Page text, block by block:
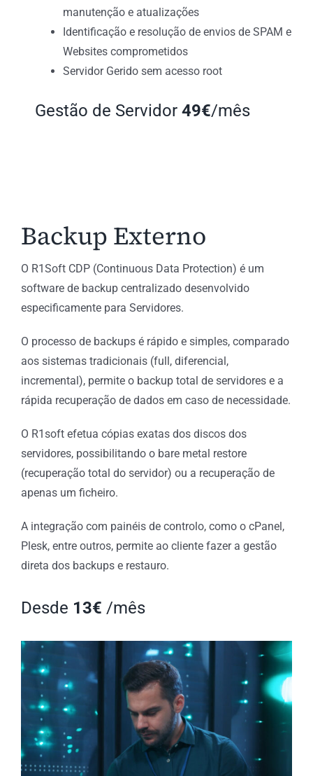
manutenção e atualizações
Identificação e resolução de envios de SPAM e
Websites comprometidos
Servidor Gerido sem acesso root
Gestão de Servidor 49€/mês
Backup Externo
O R1Soft CDP (Continuous Data Protection) é um
software de backup centralizado desenvolvido
especificamente para Servidores.
O processo de backups é rápido e simples, comparado
aos sistemas tradicionais (full, diferencial,
incremental), permite o backup total de servidores e a
rápida recuperação de dados em caso de necessidade.
O R1soft efetua cópias exatas dos discos dos
servidores, possibilitando o bare metal restore
(recuperação total do servidor) ou a recuperação de
apenas um ficheiro.
A integração com painéis de controlo, como o cPanel,
Plesk, entre outros, permite ao cliente fazer a gestão
direta dos backups e restauro.
Desde 13€ /mês